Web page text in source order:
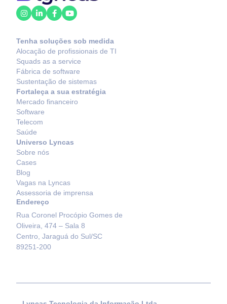
Tenha soluções sob medida
Alocação de profissionais de TI
Squads as a service
Fábrica de software
Sustentação de sistemas
Fortaleça a sua estratégia
Mercado financeiro
Software
Telecom
Saúde
Universo Lyncas
Sobre nós
Cases
Blog
Vagas na Lyncas
Assessoria de imprensa
Endereço
Rua Coronel Procópio Gomes de
Oliveira, 474 – Sala 8
Centro, Jaraguá do Sul/SC
89251-200